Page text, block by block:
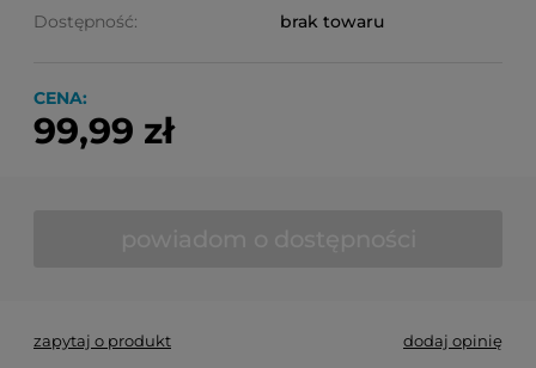
Dostępność:
brak towaru
CENA:
99,99 zł
zapytaj o produkt dodaj opinię